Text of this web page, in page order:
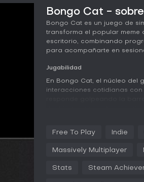
Bongo Cat -
Bongo Cat es un juego de
transforma el popular meme
escritorio, combinando
para acompañarte en
Jugabilidad
En Bongo Cat, el núcleo del
interacciones cotidianas
plano, registrando entradas
La personalización se
Free To Play Indie
Massively Multiplayer
Stats Steam